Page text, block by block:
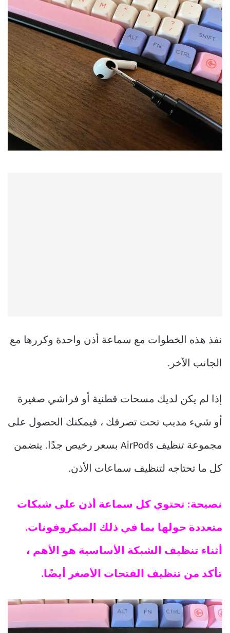
نفذ هذه الخطوات مع سماعة أذن واحدة وكررها مع
الجانب الآخر.
إذا لم يكن لديك مسحات قطنية أو فراشي صغيرة
أو شيء مدبب تحت تصرفك ، فيمكنك الحصول على
مجموعة تنظيف AirPods بسعر رخيص جدًا. يتضمن
كل ما تحتاجه لتنظيف سماعات الأذن.
نصيحة: تحتوي كل سماعة أذن على شبكات
متعددة حولها بما في ذلك الميكروفونات.
أثناء تنظيف الشبكة الأساسية هو الأهم ،
تأكد من تنظيف الفتحات الأصغر أيضًا.